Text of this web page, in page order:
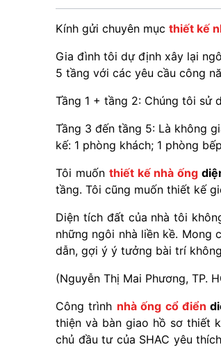
Kính gửi chuyên mục thiết kế
Gia đình tôi dự định xây lại
5 tầng với các yêu cầu công
Tầng 1 + tầng 2: Chúng tôi sử
Tầng 3 đến tầng 5: Là không
kế: 1 phòng khách; 1 phòng
Tôi muốn thiết kế nhà ống
tầng. Tôi cũng muốn thiết kế
Diện tích đất của nhà tôi
những ngôi nhà liền kề. Mong
dẫn, gợi ý ý tưởng bài trí
(Nguyễn Thị Mai Phương, TP.
Công trình nhà ống cổ điển
thiện và bàn giao hồ sơ thiết
chủ đầu tư của SHAC yêu